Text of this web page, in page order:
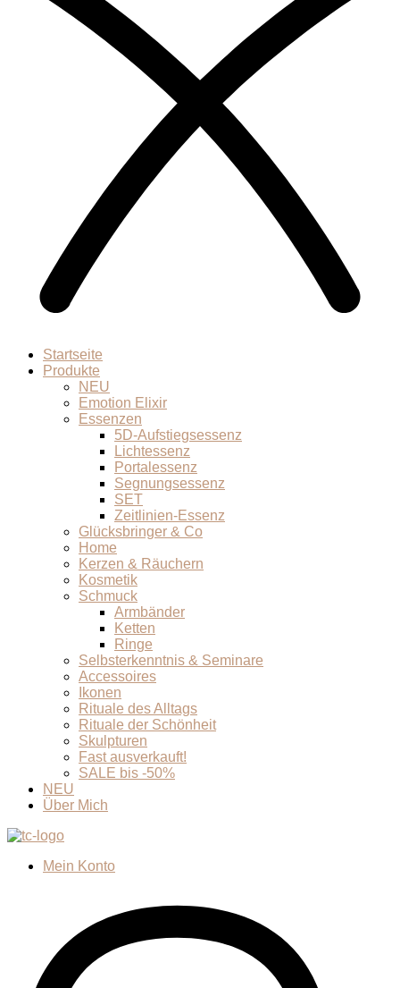
Startseite
Produkte
NEU
Emotion Elixir
Essenzen
5D-Aufstiegsessenz
Lichtessenz
Portalessenz
Segnungsessenz
SET
Zeitlinien-Essenz
Glücksbringer & Co
Home
Kerzen & Räuchern
Kosmetik
Schmuck
Armbänder
Ketten
Ringe
Selbsterkenntnis & Seminare
Accessoires
Ikonen
Rituale des Alltags
Rituale der Schönheit
Skulpturen
Fast ausverkauft!
SALE bis -50%
NEU
Über Mich
Mein Konto